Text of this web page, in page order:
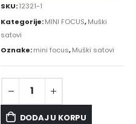
SKU:12321-1
Kategorije:MINI FOCUS,Muški
satovi
Oznake:mini focus,Muški satovi
DODAJ U KORPU